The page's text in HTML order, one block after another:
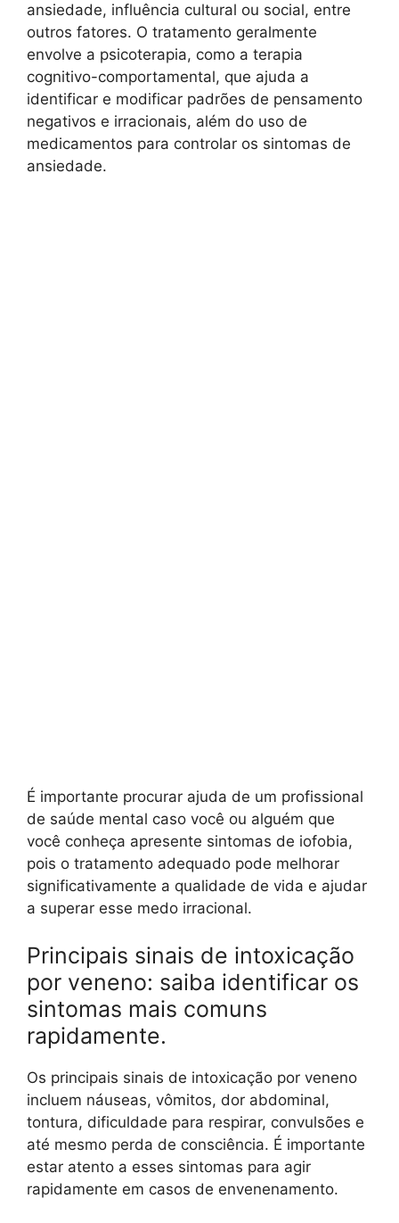
ansiedade, influência cultural ou social, entre
outros fatores. O tratamento geralmente
envolve a psicoterapia, como a terapia
cognitivo-comportamental, que ajuda a
identificar e modificar padrões de pensamento
negativos e irracionais, além do uso de
medicamentos para controlar os sintomas de
ansiedade.
É importante procurar ajuda de um profissional
de saúde mental caso você ou alguém que
você conheça apresente sintomas de iofobia,
pois o tratamento adequado pode melhorar
significativamente a qualidade de vida e ajudar
a superar esse medo irracional.
Principais sinais de intoxicação
por veneno: saiba identificar os
sintomas mais comuns
rapidamente.
Os principais sinais de intoxicação por veneno
incluem náuseas, vômitos, dor abdominal,
tontura, dificuldade para respirar, convulsões e
até mesmo perda de consciência. É importante
estar atento a esses sintomas para agir
rapidamente em casos de envenenamento.